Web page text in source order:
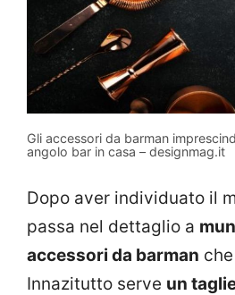
Gli accessori da barman
angolo bar in casa – designmag.it
Dopo aver individuato il
passa nel dettaglio a
accessori da barman
Innazitutto serve un